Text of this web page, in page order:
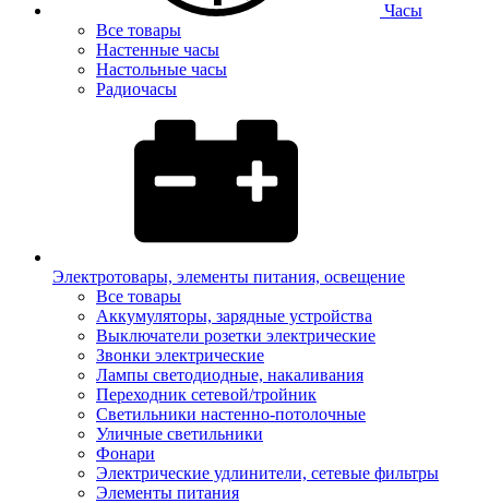
Часы
Все товары
Настенные часы
Настольные часы
Радиочасы
Электротовары, элементы питания, освещение
Все товары
Аккумуляторы, зарядные устройства
Выключатели розетки электрические
Звонки электрические
Лампы светодиодные, накаливания
Переходник сетевой/тройник
Светильники настенно-потолочные
Уличные светильники
Фонари
Электрические удлинители, сетевые фильтры
Элементы питания